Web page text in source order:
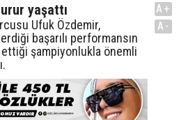
yaşattı
Ufuk Özdemir,
başarılı performansın
ettiği şampiyonlukla önemli
A+
A-